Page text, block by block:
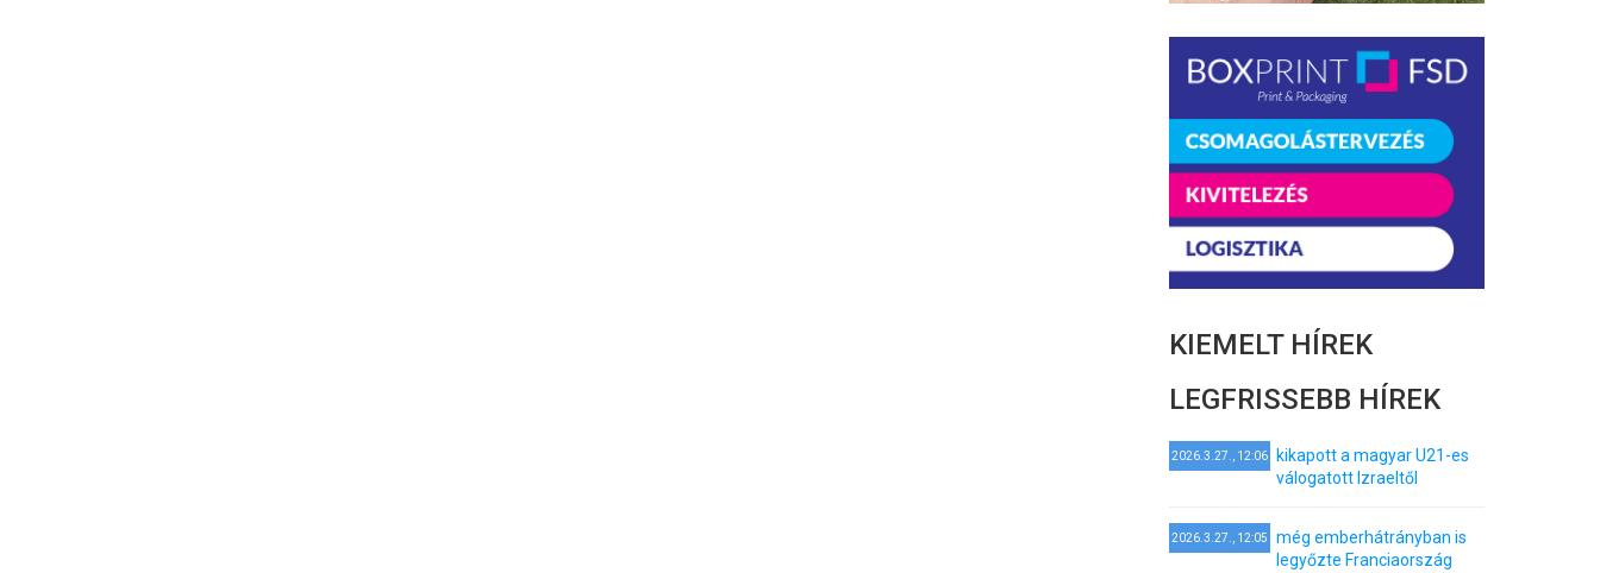
KIEMELT HÍREK
LEGFRISSEBB HÍREK
2026.3.27., 12:06
kikapott a magyar U21-es
válogatott Izraeltől
2026.3.27., 12:05
még emberhátrányban is
legyőzte Franciaország